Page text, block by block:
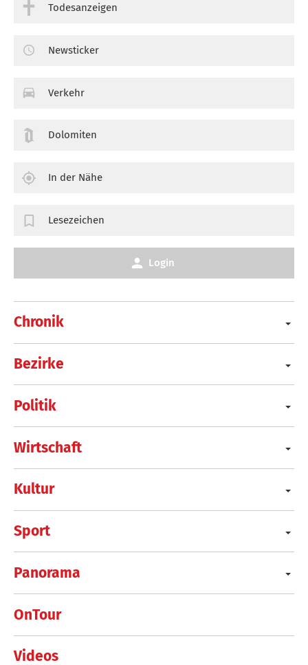
Chronik
Bezirke
Politik
Wirtschaft
Kultur
Sport
Panorama
OnTour
Videos
Todesanzeigen
Newsticker
Verkehr
Dolomiten
In der Nähe
Lesezeichen
Login